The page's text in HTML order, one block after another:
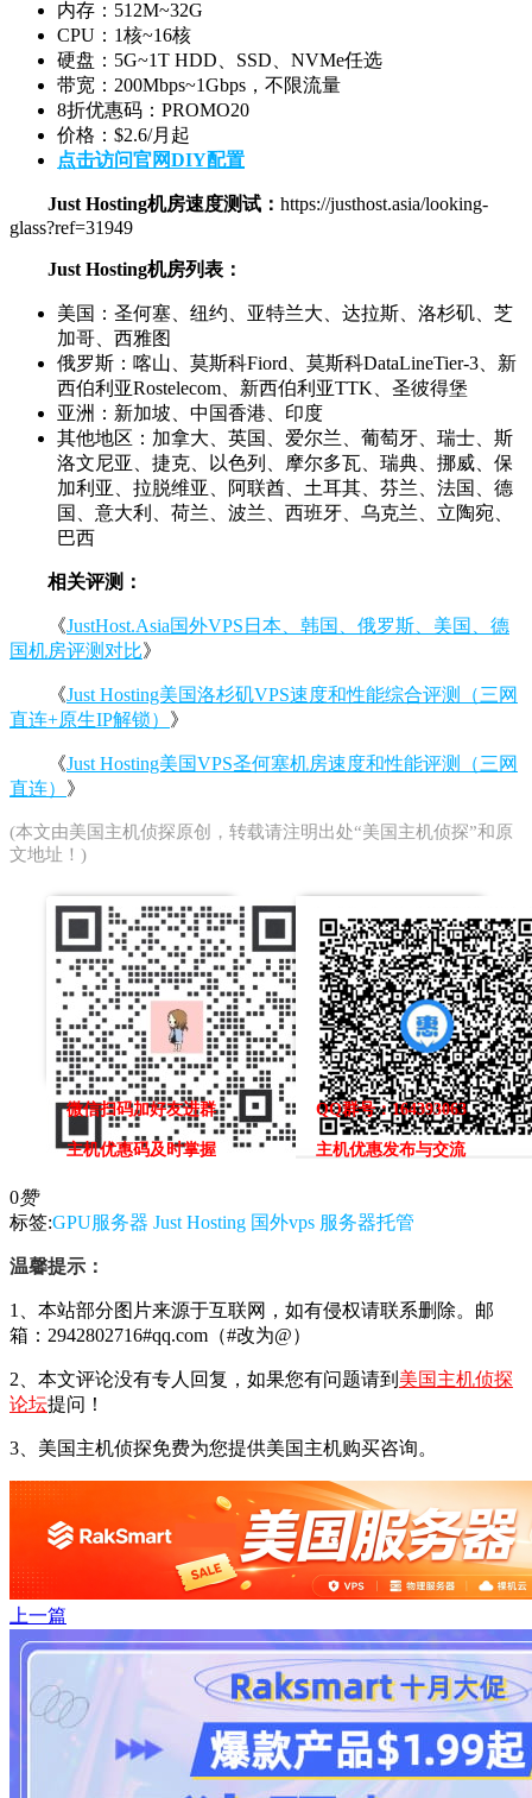
内存：512M~32G
CPU：1核~16核
硬盘：5G~1T HDD、SSD、NVMe任选
带宽：200Mbps~1Gbps，不限流量
8折优惠码：PROMO20
价格：$2.6/月起
点击访问官网DIY配置
Just Hosting机房速度测试： https://justhost.asia/looking-
glass?ref=31949
Just Hosting机房列表：
美国：圣何塞、纽约、亚特兰大、达拉斯、洛杉矶、芝
加哥、西雅图​
俄罗斯：喀山、莫斯科Fiord、莫斯科DataLineTier-3、新
西伯利亚Rostelecom、新西伯利亚TTK、圣彼得堡​
亚洲：新加坡、中国香港、印度​
其他地区：加拿大、英国、爱尔兰、葡萄牙、瑞士、斯
洛文尼亚、捷克、以色列、摩尔多瓦、瑞典、挪威、保
加利亚、拉脱维亚、阿联酋、土耳其、芬兰、法国、德
国、意大利、荷兰、波兰、西班牙、乌克兰、立陶宛、
巴西​
相关评测：
《JustHost.Asia国外VPS日本、韩国、俄罗斯、美国、德
国机房评测对比》
《Just Hosting美国洛杉矶VPS速度和性能综合评测（三网
直连+原生IP解锁） 》
《Just Hosting美国VPS圣何塞机房速度和性能评测（三网
直连） 》
(本文由美国主机侦探原创，转载请注明出处“美国主机侦探”和原
文地址！)
微信扫码加好友进群
主机优惠码及时掌握
QQ群号：164393063
主机优惠发布与交流
0赞
标签:GPU服务器 Just Hosting 国外vps 服务器托管
温馨提示：
1、本站部分图片来源于互联网，如有侵权请联系删除。邮
箱：2942802716#qq.com（#改为@）
2、本文评论没有专人回复，如果您有问题请到 美国主机侦探
论坛提问！
3、美国主机侦探免费为您提供美国主机购买咨询。
上一篇